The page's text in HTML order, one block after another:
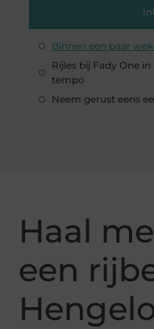
Binnen een paar
Rijles bij Fady One
tempo
Neem gerust eens
Haal
een